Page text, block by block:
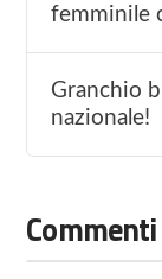
femminile
Granchio
nazionale!